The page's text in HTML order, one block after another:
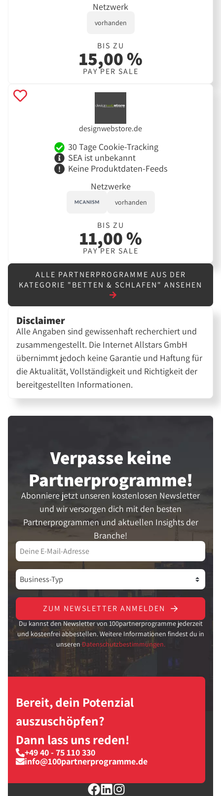
Netzwerk
vorhanden
BIS ZU
15,00 %
PAY PER SALE
designwebstore.de
30 Tage Cookie-Tracking
SEA ist unbekannt
Keine Produktdaten-Feeds
Netzwerke
vorhanden
BIS ZU
11,00 %
PAY PER SALE
ALLE PARTNERPROGRAMME AUS DER
KATEGORIE "BETTEN & SCHLAFEN" ANSEHEN
Disclaimer
Alle Angaben sind gewissenhaft recherchiert und
zusammengestellt. Die Internet Allstars GmbH
übernimmt jedoch keine Garantie und Haftung für
die Aktualität, Vollständigkeit und Richtigkeit der
bereitgestellten Informationen.
Verpasse keine
Partner­programme!
Abonniere jetzt unseren kostenlosen Newsletter
und wir versorgen dich mit den besten
Partnerprogrammen und aktuellen Insights der
Branche!
ZUM NEWSLETTER ANMELDEN
Du kannst den Newsletter von 100partnerprogramme jederzeit
und kostenfrei abbestellen. Weitere Informationen findest du in
unseren Datenschutzbestimmungen.
Bereit, dein Potenzial
auszuschöpfen?
Dann lass uns reden!
+49 40 - 75 110 330
info@100partnerprogramme.de